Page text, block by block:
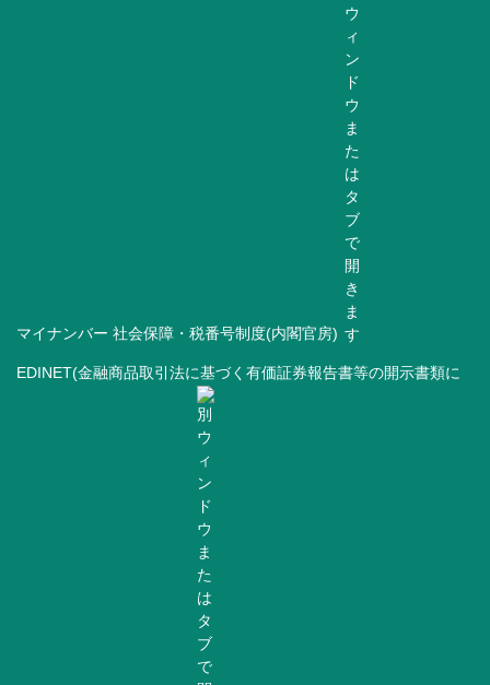
マイナンバー 社会保障・税番号制度(内閣官房)
EDINET(金融商品取引法に基づく有価証券報告書等の開示書類に